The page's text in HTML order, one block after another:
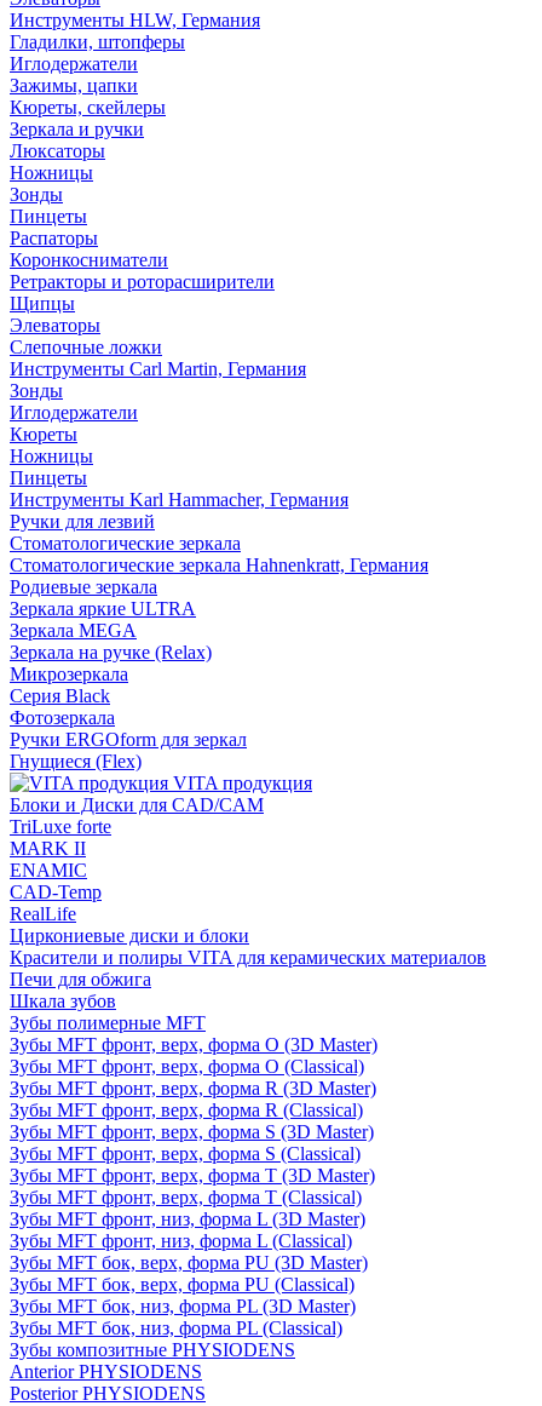
Инструменты HLW, Германия
Гладилки, штопферы
Иглодержатели
Зажимы, цапки
Кюреты, скейлеры
Зеркала и ручки
Люксаторы
Ножницы
Зонды
Пинцеты
Распаторы
Коронкосниматели
Ретракторы и роторасширители
Щипцы
Элеваторы
Слепочные ложки
Инструменты Carl Martin, Германия
Зонды
Иглодержатели
Кюреты
Ножницы
Пинцеты
Инструменты Karl Hammacher, Германия
Ручки для лезвий
Стоматологические зеркала
Стоматологические зеркала Hahnenkratt, Германия
Родиевые зеркала
Зеркала яркие ULTRA
Зеркала MEGA
Зеркала на ручке (Relax)
Микрозеркала
Серия Black
Фотозеркала
Ручки ERGOform для зеркал
Гнущиеся (Flex)
VITA продукция
Блоки и Диски для CAD/CAM
TriLuxe forte
MARK II
ENAMIC
CAD-Temp
RealLife
Циркониевые диски и блоки
Красители и полиры VITA для керамических материалов
Печи для обжига
Шкала зубов
Зубы полимерные MFT
Зубы MFT фронт, верх, форма O (3D Master)
Зубы MFT фронт, верх, форма O (Classical)
Зубы MFT фронт, верх, форма R (3D Master)
Зубы MFT фронт, верх, форма R (Classical)
Зубы MFT фронт, верх, форма S (3D Master)
Зубы MFT фронт, верх, форма S (Classical)
Зубы MFT фронт, верх, форма T (3D Master)
Зубы MFT фронт, верх, форма T (Classical)
Зубы MFT фронт, низ, форма L (3D Master)
Зубы MFT фронт, низ, форма L (Classical)
Зубы MFT бок, верх, форма PU (3D Master)
Зубы MFT бок, верх, форма PU (Classical)
Зубы MFT бок, низ, форма PL (3D Master)
Зубы MFT бок, низ, форма PL (Classical)
Зубы композитные PHYSIODENS
Anterior PHYSIODENS
Posterior PHYSIODENS